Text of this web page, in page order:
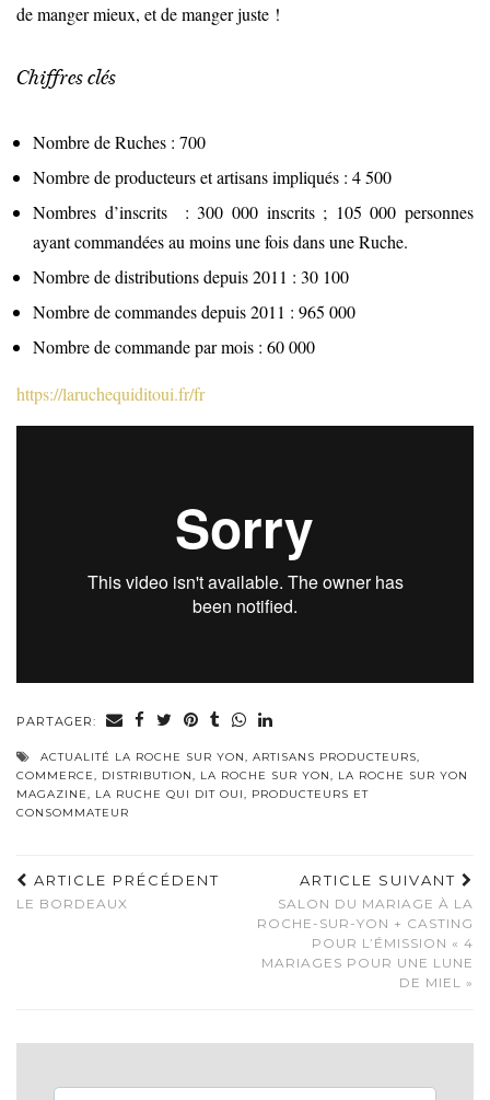
de manger mieux, et de manger juste !
Chiffres clés
Nombre de Ruches : 700
Nombre de producteurs et artisans impliqués : 4 500
Nombres d’inscrits : 300 000 inscrits ; 105 000 personnes
ayant commandées au moins une fois dans une Ruche.
Nombre de distributions depuis 2011 : 30 100
Nombre de commandes depuis 2011 : 965 000
Nombre de commande par mois : 60 000
https://laruchequiditoui.fr/fr
PARTAGER:
ACTUALITÉ LA ROCHE SUR YON, ARTISANS PRODUCTEURS,
COMMERCE, DISTRIBUTION, LA ROCHE SUR YON, LA ROCHE SUR YON
MAGAZINE, LA RUCHE QUI DIT OUI, PRODUCTEURS ET
CONSOMMATEUR
ARTICLE PRÉCÉDENT
LE BORDEAUX
ARTICLE SUIVANT
SALON DU MARIAGE À LA
ROCHE-SUR-YON + CASTING
POUR L’ÉMISSION « 4
MARIAGES POUR UNE LUNE
DE MIEL »